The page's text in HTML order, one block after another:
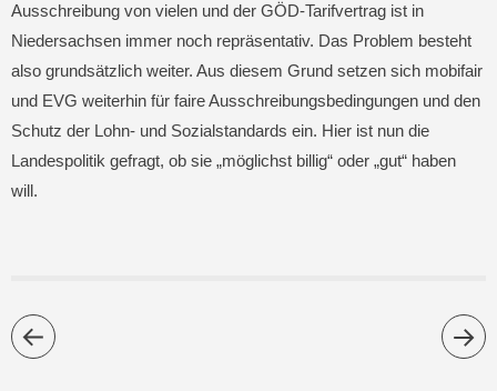
Ausschreibung von vielen und der GÖD-Tarifvertrag ist in
Niedersachsen immer noch repräsentativ. Das Problem besteht
also grundsätzlich weiter. Aus diesem Grund setzen sich mobifair
und EVG weiterhin für faire Ausschreibungsbedingungen und den
Schutz der Lohn- und Sozialstandards ein. Hier ist nun die
Landespolitik gefragt, ob sie „möglichst billig“ oder „gut“ haben
will.